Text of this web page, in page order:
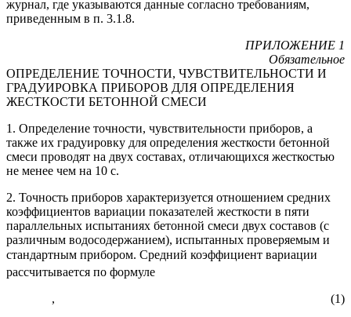
журнал, где указываются данные согласно требованиям,
приведенным в п. 3.1.8.
ПРИЛОЖЕНИЕ 1
Обязательное
ОПРЕДЕЛЕНИЕ ТОЧНОСТИ, ЧУВСТВИТЕЛЬНОСТИ И
ГРАДУИРОВКА ПРИБОРОВ ДЛЯ ОПРЕДЕЛЕНИЯ
ЖЕСТКОСТИ БЕТОННОЙ СМЕСИ
1. Определение точности, чувствительности приборов, а
также их градуировку для определения жесткости бетонной
смеси проводят на двух составах, отличающихся жесткостью
не менее чем на 10 с.
2. Точность приборов характеризуется отношением средних
коэффициентов вариации показателей жесткости в пяти
параллельных испытаниях бетонной смеси двух составов (с
различным водосодержанием), испытанных проверяемым и
стандартным прибором. Средний коэффициент вариации
рассчитывается по формуле
, (1)